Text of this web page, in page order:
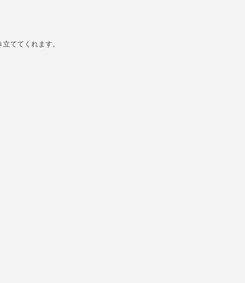
ててくれます。